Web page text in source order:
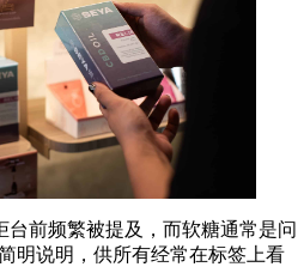
台前频繁被提及，而软糖通常是问
明说明，供所有经常在标签上看